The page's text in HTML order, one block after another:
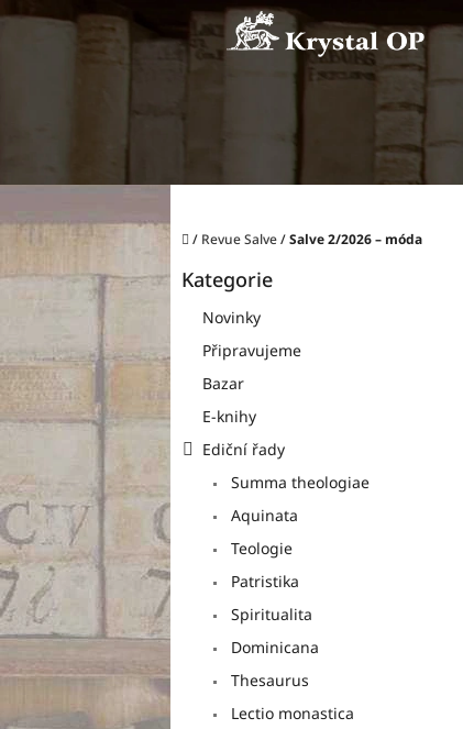
Domů
/ Revue Salve / Salve 2/2026 – móda
o
r
a
n
n
a
e
l
Přeskočit
Kategorie
Novinky
Připravujeme
Bazar
E-knihy
Ediční řady
Summa theologiae
Aquinata
Teologie
Patristika
Spiritualita
Dominicana
Thesaurus
Lectio monastica